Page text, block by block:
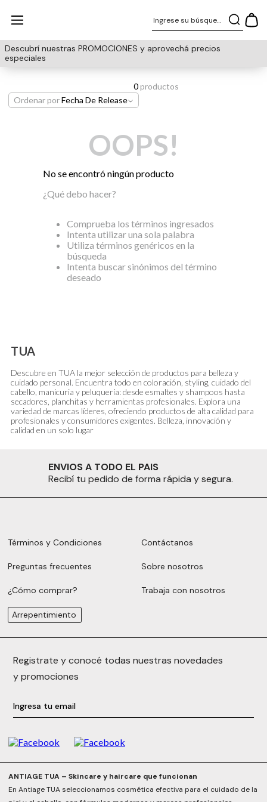
Ingrese su búsqueda
Descubrí nuestras PROMOCIONES y aprovechá precios
especiales
0productos
Ordenar porFecha De Release
OOPS!
No se encontró ningún producto
¿Qué debo hacer?
Comprueba los términos ingresados
Intenta utilizar una sola palabra
Utiliza términos genéricos en la
búsqueda
Intenta buscar sinónimos del término
deseado
TUA
Descubre en TUA la mejor selección de productos para belleza y
cuidado personal. Encuentra todo en coloración, styling, cuidado del
cabello, manicuria y peluquería: desde esmaltes y shampoos hasta
secadores, planchitas y herramientas profesionales. Explora una
variedad de marcas líderes, ofreciendo productos de alta calidad para
profesionales y consumidores exigentes. Belleza, innovación y
calidad en un solo lugar
ENVIOS A TODO EL PAIS
Recibí tu pedido de forma rápida y segura.
Términos y Condiciones
Preguntas frecuentes
¿Cómo comprar?
Arrepentimiento
Contáctanos
Sobre nosotros
Trabaja con nosotros
Registrate y conocé todas nuestras novedades
y promociones
ANTIAGE TUA – Skincare y haircare que funcionan
En Antiage TUA seleccionamos cosmética efectiva para el cuidado de la